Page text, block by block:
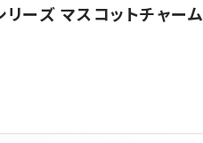
ーズ マスコットチャーム